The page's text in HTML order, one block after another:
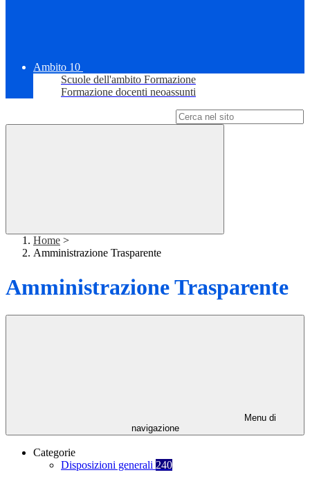
Ambito 10
Scuole dell'ambito Formazione
Formazione docenti neoassunti
Home >
Amministrazione Trasparente
Amministrazione Trasparente
Menu di
navigazione
Categorie
Disposizioni generali 240